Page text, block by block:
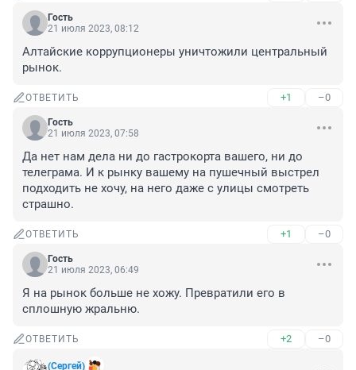
Гость
21 июля 2023, 08:12
Алтайские коррупционеры уничтожили центральный
рынок.
ОТВЕТИТЬ +1 –0
Гость
21 июля 2023, 07:58
Да нет нам дела ни до гастрокорта вашего, ни до
телеграма. И к рынку вашему на пушечный выстрел
подходить не хочу, на него даже с улицы смотреть
страшно.
ОТВЕТИТЬ +1 –0
Гость
21 июля 2023, 06:49
Я на рынок больше не хожу. Превратили его в
сплошную жральню.
ОТВЕТИТЬ +2 –0
(Сергей)